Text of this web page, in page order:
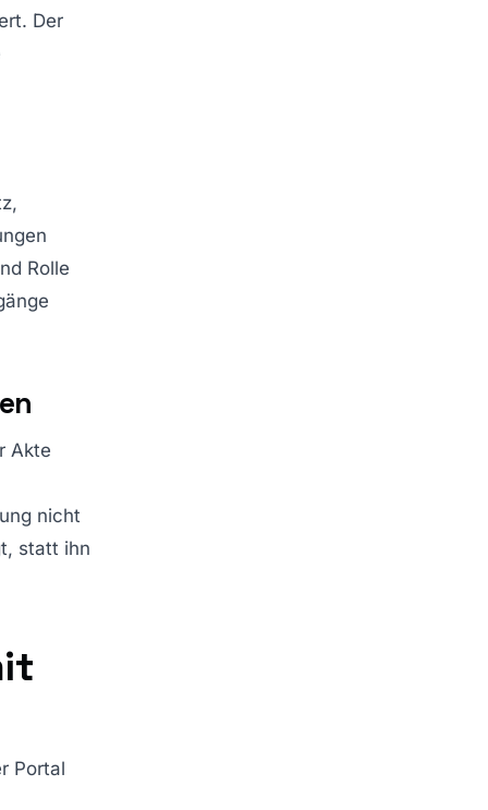
Der
Rolle
Akte
nicht
statt ihn
Portal